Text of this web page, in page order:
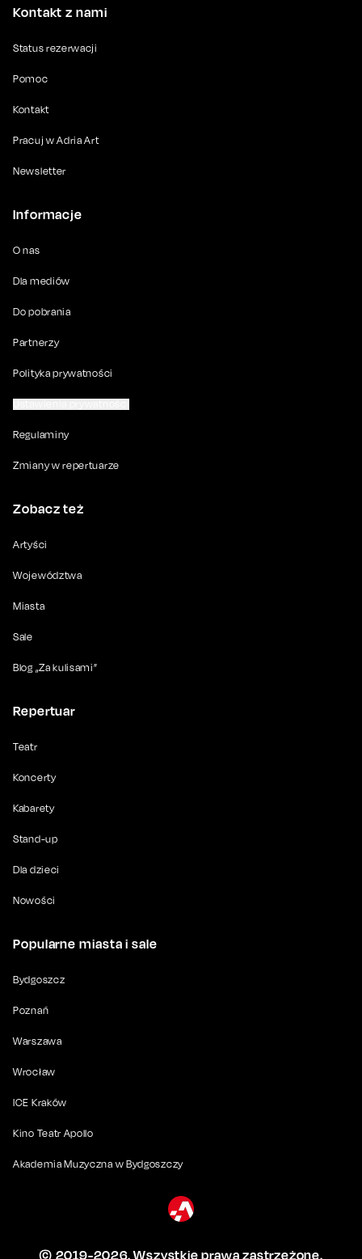
Kontakt z nami
Status rezerwacji
Pomoc
Kontakt
Pracuj w Adria Art
Newsletter
Informacje
O nas
Dla mediów
Do pobrania
Partnerzy
Polityka prywatności
Regulaminy
Zmiany w repertuarze
Zobacz też
Artyści
Województwa
Miasta
Sale
Blog „Za kulisami”
Repertuar
Teatr
Koncerty
Kabarety
Stand-up
Dla dzieci
Nowości
Popularne miasta i sale
Bydgoszcz
Poznań
Warszawa
Wrocław
ICE Kraków
Kino Teatr Apollo
Akademia Muzyczna w Bydgoszczy
© 2019-2026. Wszystkie prawa zastrzeżone.